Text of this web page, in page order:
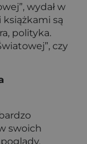
wydał w
są
polityka.
czy
swoich